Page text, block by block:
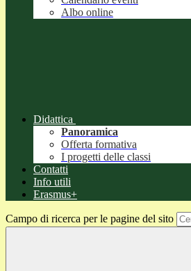
Albo online
Didattica
Panoramica
Offerta formativa
I progetti delle classi
Contatti
Info utili
Erasmus+
Campo di ricerca per le pagine del sito